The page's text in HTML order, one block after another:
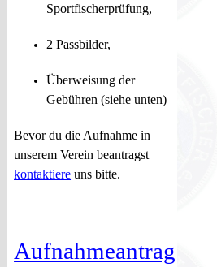
Sportfischerprüfung,
2 Passbilder,
Überweisung der
Gebühren (siehe unten)
Bevor du die Aufnahme in
unserem Verein beantragst
kontaktiere uns bitte.
Aufnahmeantrag